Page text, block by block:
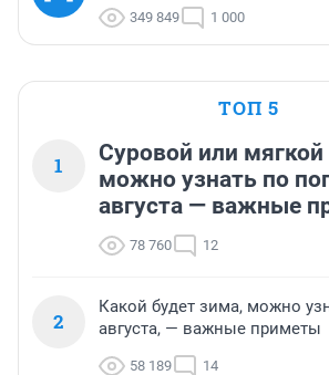
349 849 1 000
ТОП 5
1
Суровой или мягкой
можно узнать по
августа — важные
78 760 12
2
Какой будет зима, можно
августа, — важные приметы
58 189 14